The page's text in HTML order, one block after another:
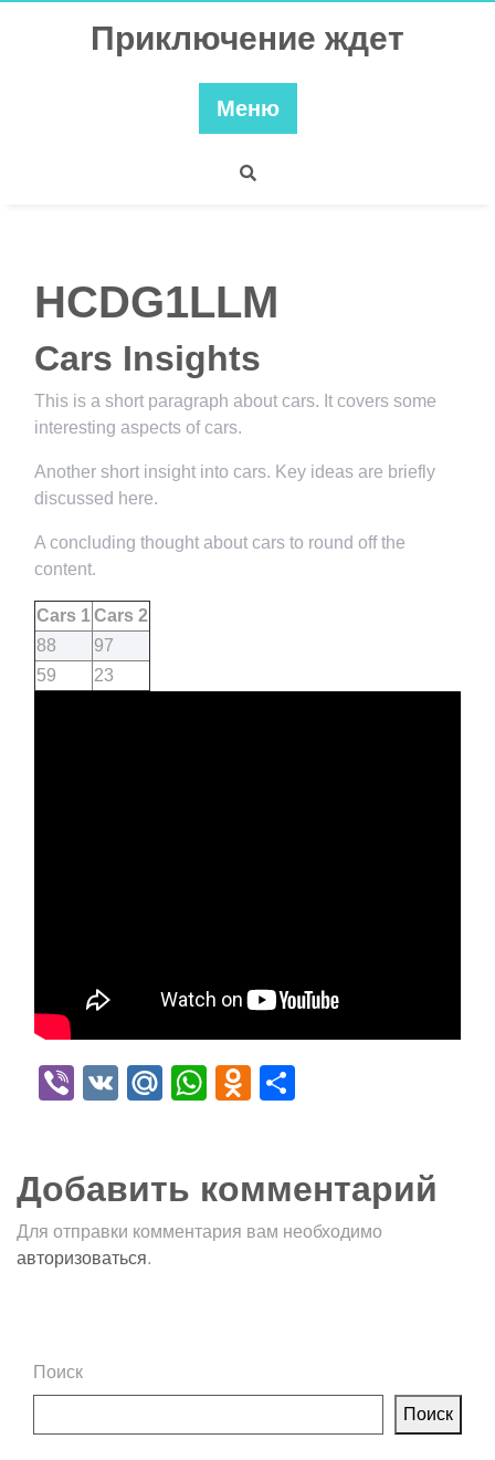
Приключение ждет
Меню
HCDG1LLM
Cars Insights
This is a short paragraph about cars. It covers some
interesting aspects of cars.
Another short insight into cars. Key ideas are briefly
discussed here.
A concluding thought about cars to round off the
content.
Cars 1Cars 2
88
97
59
23
Viber
VK Mail.Ru
WhatsApp
Odnoklassniki
Добавить комментарий
Для отправки комментария вам необходимо
авторизоваться.
Поиск
Поиск